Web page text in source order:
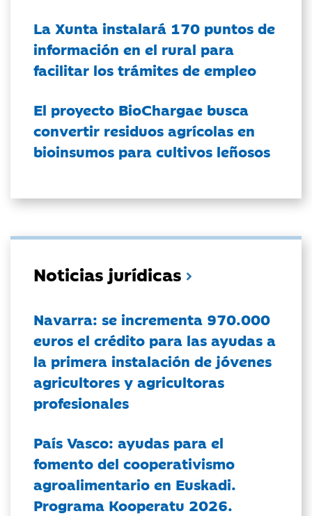
La Xunta instalará 170 puntos de
información en el rural para
facilitar los trámites de empleo
El proyecto BioChargae busca
convertir residuos agrícolas en
bioinsumos para cultivos leñosos
Noticias jurídicas
Navarra: se incrementa 970.000
euros el crédito para las ayudas a
la primera instalación de jóvenes
agricultores y agricultoras
profesionales
País Vasco: ayudas para el
fomento del cooperativismo
agroalimentario en Euskadi.
Programa Kooperatu 2026.